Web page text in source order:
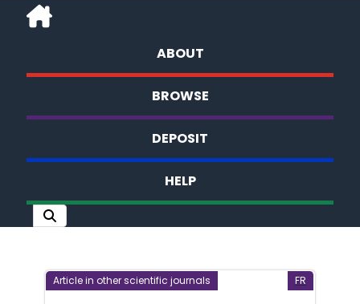
ABOUT
BROWSE
DEPOSIT
HELP
Article in other scientific journals FR